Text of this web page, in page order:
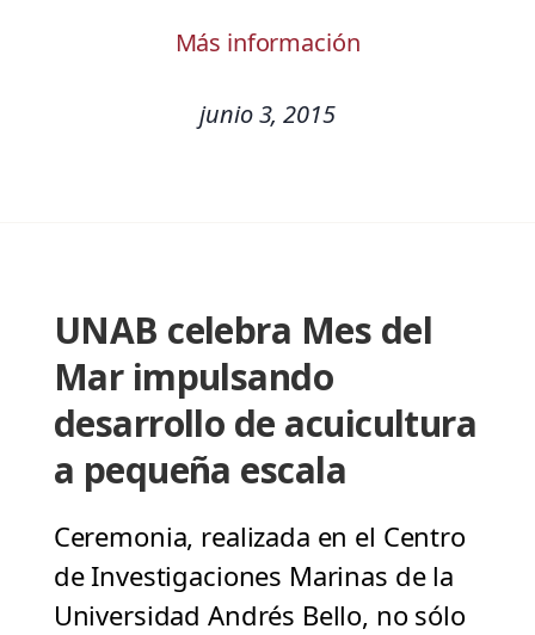
Más información
junio 3, 2015
UNAB celebra Mes del
Mar impulsando
desarrollo de acuicultura
a pequeña escala
Ceremonia, realizada en el Centro
de Investigaciones Marinas de la
Universidad Andrés Bello, no sólo